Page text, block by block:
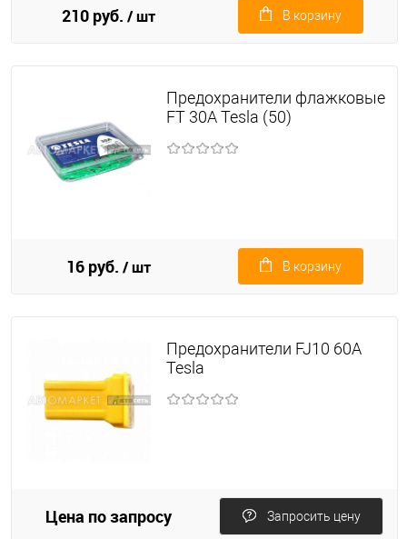
210 руб. / шт В корзину
Предохранители флажковые
FT 30А Tesla (50)
16 руб. / шт В корзину
Предохранители FJ10 60A
Tesla
Цена по запросу Запросить цену